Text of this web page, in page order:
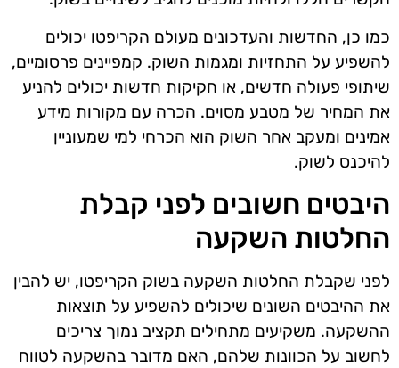
כמו כן, החדשות והעדכונים מעולם הקריפטו יכולים
להשפיע על התחזיות ומגמות השוק. קמפיינים פרסומיים,
שיתופי פעולה חדשים, או חקיקות חדשות יכולים להניע
את המחיר של מטבע מסוים. הכרה עם מקורות מידע
אמינים ומעקב אחר השוק הוא הכרחי למי שמעוניין
להיכנס לשוק.
היבטים חשובים לפני קבלת
החלטות השקעה
לפני שקבלת החלטות השקעה בשוק הקריפטו, יש להבין
את ההיבטים השונים שיכולים להשפיע על תוצאות
ההשקעה. משקיעים מתחילים תקציב נמוך צריכים
לחשוב על הכוונות שלהם, האם מדובר בהשקעה לטווח